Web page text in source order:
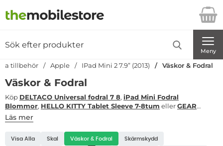
Startsidan för Danira Telecom AB
Meny
tillbehör Apple IPad Mini 2 7.9” (2013) Väskor & Fodral
Väskor & Fodral
Läs mer
Köp DELTACO Universal fodral 7 8, iPad Mini Fodral
Blommor, HELLO KITTY Tablet Sleeve 7-8tum ellerGEAR
Tabletfodral Grå iPad Mini 7.9"
(2013)Modellnummer A1489, A1490, A1491
och fodral för alla tillfällen. Välj mellan universella fodral, stilrena
designs eller specialanpassade lösningar och köp ny mobil till
Underkategorier
Visa Alla
IPad Mini 2 7.9” (2013)
Skal Väskor & Fodral Skärmskydd